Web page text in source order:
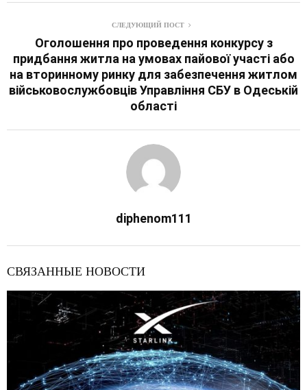
СЛЕДУЮЩИЙ ПОСТ
Оголошення про проведення конкурсу з
придбання житла на умовах пайової участі або
на вторинному ринку для забезпечення житлом
військовослужбовців Управління СБУ в Одеській
області
diphenom111
СВЯЗАННЫЕ НОВОСТИ